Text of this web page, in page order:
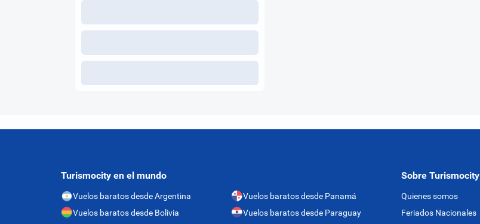
Turismocity en el mundo
Vuelos baratos desde Argentina
Vuelos baratos desde Bolivia
Vuelos baratos desde Panamá
Vuelos baratos desde Paraguay
Sobre Turismocity
Quienes somos
Feriados Nacionales